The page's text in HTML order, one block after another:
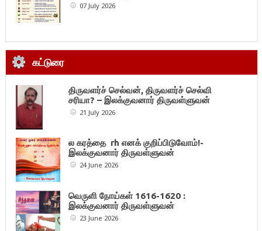
07 July 2026
கட்டுரை
திருவளர்ச் செல்வன், திருவளர்ச் செல்வி
சரியா? – இலக்குவனார் திருவள்ளுவன்
21 July 2026
ல கரத்தை rh எனக் குறிப்பிடுவோம்!-
இலக்குவனார் திருவள்ளுவன்
24 June 2026
வெருளி நோய்கள் 1616-1620 :
இலக்குவனார் திருவள்ளுவன்
23 June 2026